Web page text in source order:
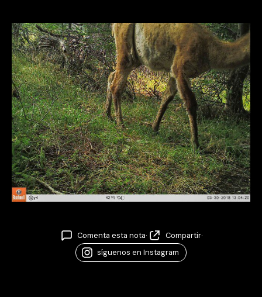
Comenta esta nota· Compartir·
síguenos en Instagram